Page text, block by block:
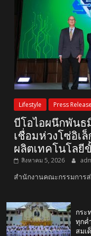
Lifestyle Press Release
บีโอไอผนึกพันธ
เชื่อมห่วงโซ่อิเ
ผลิตเทคโนโลยี
สิงหาคม 5, 2026
สำนักงานคณะกรรมการส่
กระ
ทุกค่
สมเ